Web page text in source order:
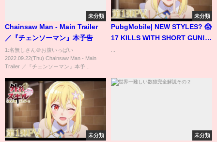
未分類
Chainsaw Man - Main Trailer
／『チェンソーマン』本予告
1:名無しさん＠お腹いっぱい
2022.09.22(Thu) Chainsaw Man - Main
Trailer ／『チェンソーマン』本予...
未分類
PubgMobile| NEW STYLES? 😱
17 KILLS WITH SHORT GUN!
未分類 未分類